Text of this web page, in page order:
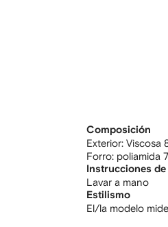
Composición
Exterior: Viscosa
Forro: poliamida
Instrucciones
Lavar a mano
Estilismo
El/la modelo